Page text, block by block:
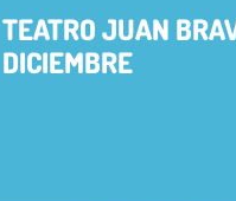
TEATRO JUAN
DICIEMBRE